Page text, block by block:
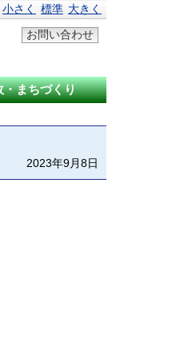
小さく 標準 大きく
お問い合わせ
・まちづくり
2023年9月8日